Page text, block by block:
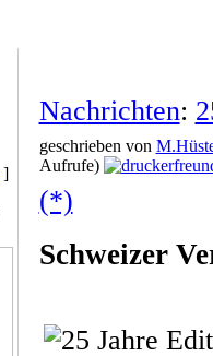
]
Nachrichten:
geschrieben von
Aufrufe)
(*)
Schweizer